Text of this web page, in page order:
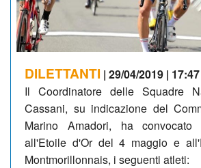
DILETTANTI | 29/04/2019 | 17:47
Il Coordinatore delle Squadre
Cassani, su indicazione del
Marino Amadori, ha convocato
all'Etoile d'Or del 4 maggio e
Montmorillonnais, i seguenti atleti: